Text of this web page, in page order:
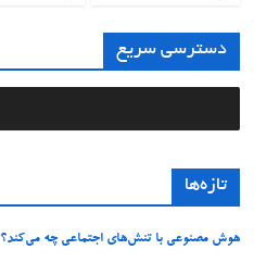
دسترسی سریع
تازه‌ها
هوش مصنوعی با تنش‌های اجتماعی چه می‌کند؟